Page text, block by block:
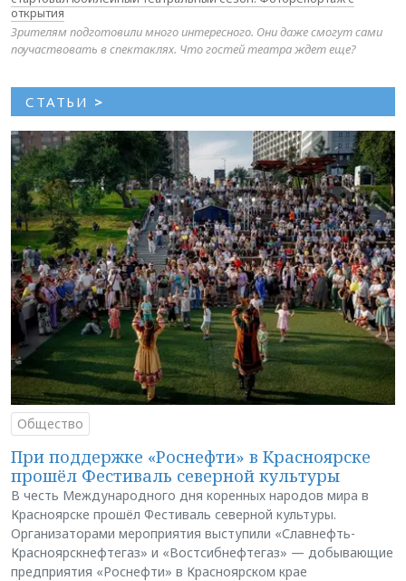
открытия
Зрителям подготовили много интересного. Они даже смогут сами
поучаствовать в спектаклях. Что гостей театра ждет еще?
СТАТЬИ >
Общество
При поддержке «Роснефти» в Красноярске
прошёл Фестиваль северной культуры
В честь Международного дня коренных народов мира в
Красноярске прошёл Фестиваль северной культуры.
Организаторами мероприятия выступили «Славнефть-
Красноярскнефтегаз» и «Востсибнефтегаз» — добывающие
предприятия «Роснефти» в Красноярском крае